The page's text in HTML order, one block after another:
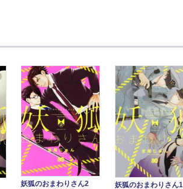
妖狐のおまわりさん2
妖狐のおまわりさん1